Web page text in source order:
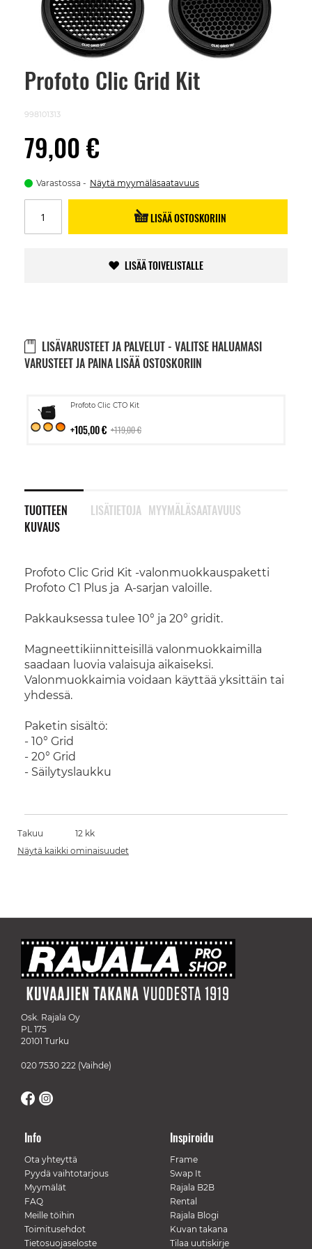
Profoto Clic Grid Kit
998101313
79,00 €
Varastossa Näytä myymäläsaatavuus
LISÄÄ OSTOSKORIIN
LISÄÄ TOIVELISTALLE
LISÄVARUSTEET JA PALVELUT - VALITSE HALUAMASI
VARUSTEET JA PAINA LISÄÄ OSTOSKORIIN
Profoto Clic CTO Kit
105,00 € 119,00 €
Lisää
TUOTTEEN
KUVAUS
Profoto Clic Grid Kit -valonmuokkauspaketti
Profoto C1 Plus ja A-sarjan valoille.
Pakkauksessa tulee 10° ja 20° gridit.
Magneettikiinnitteisillä valonmuokkaimilla
saadaan luovia valaisuja aikaiseksi.
Valonmuokkaimia voidaan käyttää yksittäin tai
yhdessä.
Paketin sisältö:
- 10° Grid
- 20° Grid
- Säilytyslaukku
LISÄTIETOJA MYYMÄLÄSAATAVUUS
Skip
images
gallery
Takuu
12 kk
Näytä kaikki ominaisuudet
Osk. Rajala Oy
PL 175
20101 Turku
020 7530 222 (Vaihde)
Info
Ota yhteyttä
Pyydä vaihtotarjous
Myymälät
FAQ
Meille töihin
Toimitusehdot
Tietosuojaseloste
Inspiroidu
Frame
Swap It
Rajala B2B
Rental
Rajala Blogi
Kuvan takana
Tilaa uutiskirje